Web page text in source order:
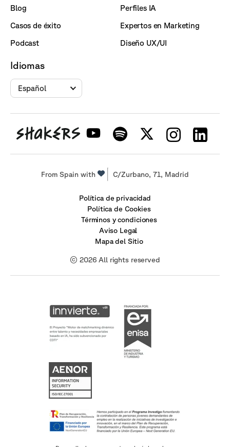
Blog
Casos de éxito
Podcast
Perfiles IA
Expertos en Marketing
Diseño UX/UI
Idiomas
Español
From Spain with C/Zurbano, 71, Madrid
Política de privacidad
Política de Cookies
Términos y condiciones
Aviso Legal
Mapa del Sitio
© 2026 All rights reserved